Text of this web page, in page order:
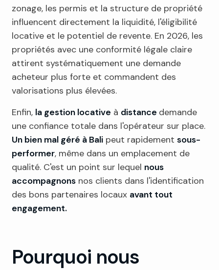
zonage, les permis et la structure de propriété
influencent directement la liquidité, l'éligibilité
locative et le potentiel de revente. En 2026, les
propriétés avec une conformité légale claire
attirent systématiquement une demande
acheteur plus forte et commandent des
valorisations plus élevées.
Enfin, la gestion locative à distance demande
une confiance totale dans l'opérateur sur place.
Un bien mal géré à Bali peut rapidement sous-
performer, même dans un emplacement de
qualité. C'est un point sur lequel nous
accompagnons nos clients dans l'identification
des bons partenaires locaux avant tout
engagement.
Pourquoi nous